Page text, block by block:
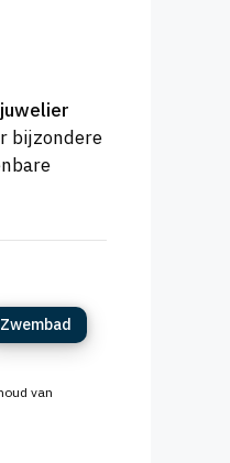
juwelier
bijzondere
Zwembad
van